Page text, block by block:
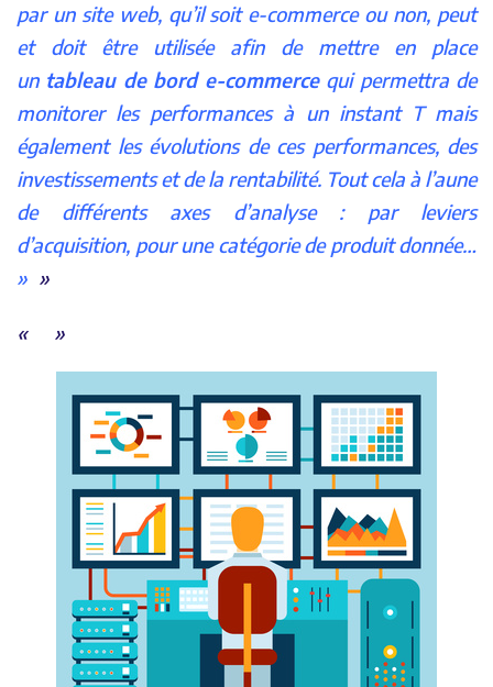
par un site web, qu’il soit e-commerce ou non, peut
et doit être utilisée afin de mettre en place
un tableau de bord e-commercequi permettra de
monitorer les performances à un instant T mais
également les évolutions de ces performances, des
investissements et de la rentabilité. Tout cela à l’aune
de différents axes d’analyse : par leviers
d’acquisition, pour une catégorie de produit donnée…
»